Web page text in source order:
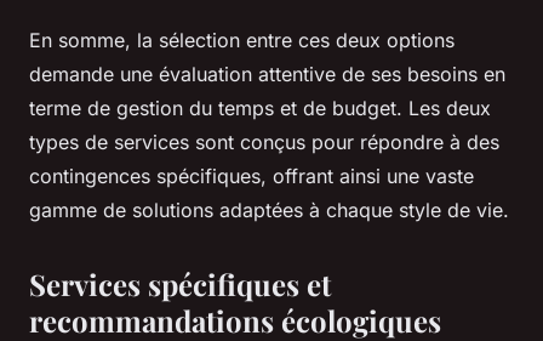
En somme, la sélection entre ces deux options
demande une évaluation attentive de ses besoins en
terme de gestion du temps et de budget. Les deux
types de services sont conçus pour répondre à des
contingences spécifiques, offrant ainsi une vaste
gamme de solutions adaptées à chaque style de vie.
Services spécifiques et
recommandations écologiques